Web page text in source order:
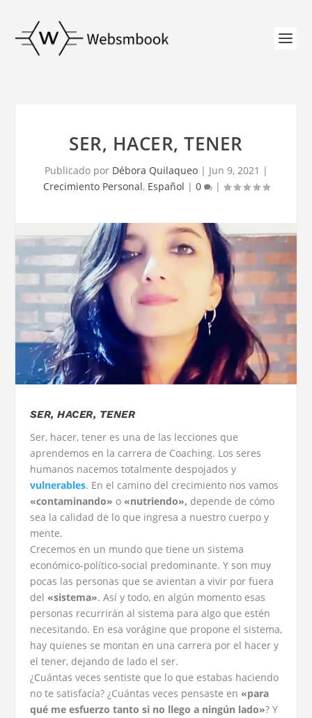
SER, HACER, TENER
Publicado por Débora Quilaqueo| Jun 9, 2021 |
Crecimiento Personal, Español | 0 |
SER, HACER, TENER
Ser, hacer, tener es una de las lecciones que
aprendemos en la carrera de Coaching. Los seres
humanos nacemos totalmente despojados y
vulnerables. En el camino del crecimiento nos vamos
«contaminando» o «nutriendo», depende de cómo
sea la calidad de lo que ingresa a nuestro cuerpo y
mente.
Crecemos en un mundo que tiene un sistema
económico-político-social predominante. Y son muy
pocas las personas que se avientan a vivir por fuera
del «sistema». Así y todo, en algún momento esas
personas recurrirán al sistema para algo que estén
necesitando. En esa vorágine que propone el sistema,
hay quienes se montan en una carrera por el hacer y
el tener, dejando de lado el ser.
¿Cuántas veces sentiste que lo que estabas haciendo
no te satisfacía? ¿Cuántas veces pensaste en «para
qué me esfuerzo tanto si no llego a ningún lado»? Y